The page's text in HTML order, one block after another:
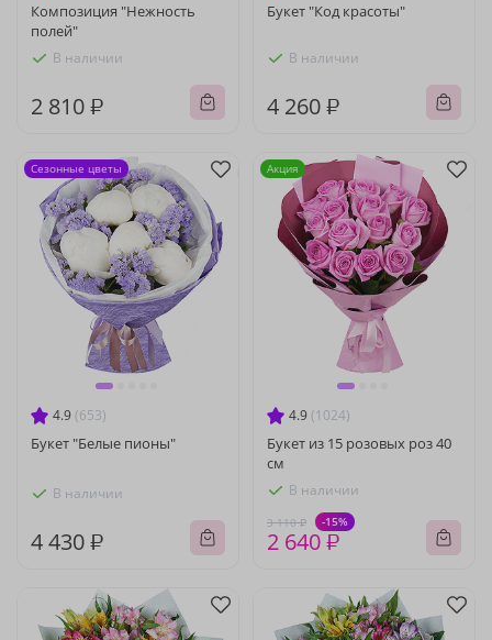
Композиция "Нежность
полей"
В наличии
2 810 ₽
Букет "Код красоты"
В наличии
4 260 ₽
4.9 (653)
Букет "Белые пионы"
В наличии
4 430 ₽
Сезонные цветы
4.9 (1024)
Букет из 15 розовых роз 40
см
В наличии
3 110 ₽ -15%
2 640 ₽
Акция